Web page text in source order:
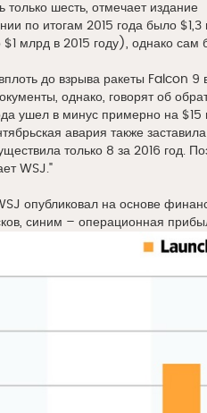
только шесть, отмечает издание
по итогам 2015 года было
млрд в 2015 году), однако сам
до взрыва ракеты Falcon 9
однако, говорят об
ушел в минус примерно на $15
авария также
только 8 за 2016 год.
WSJ."
опубликовал на основе
синим – операционная